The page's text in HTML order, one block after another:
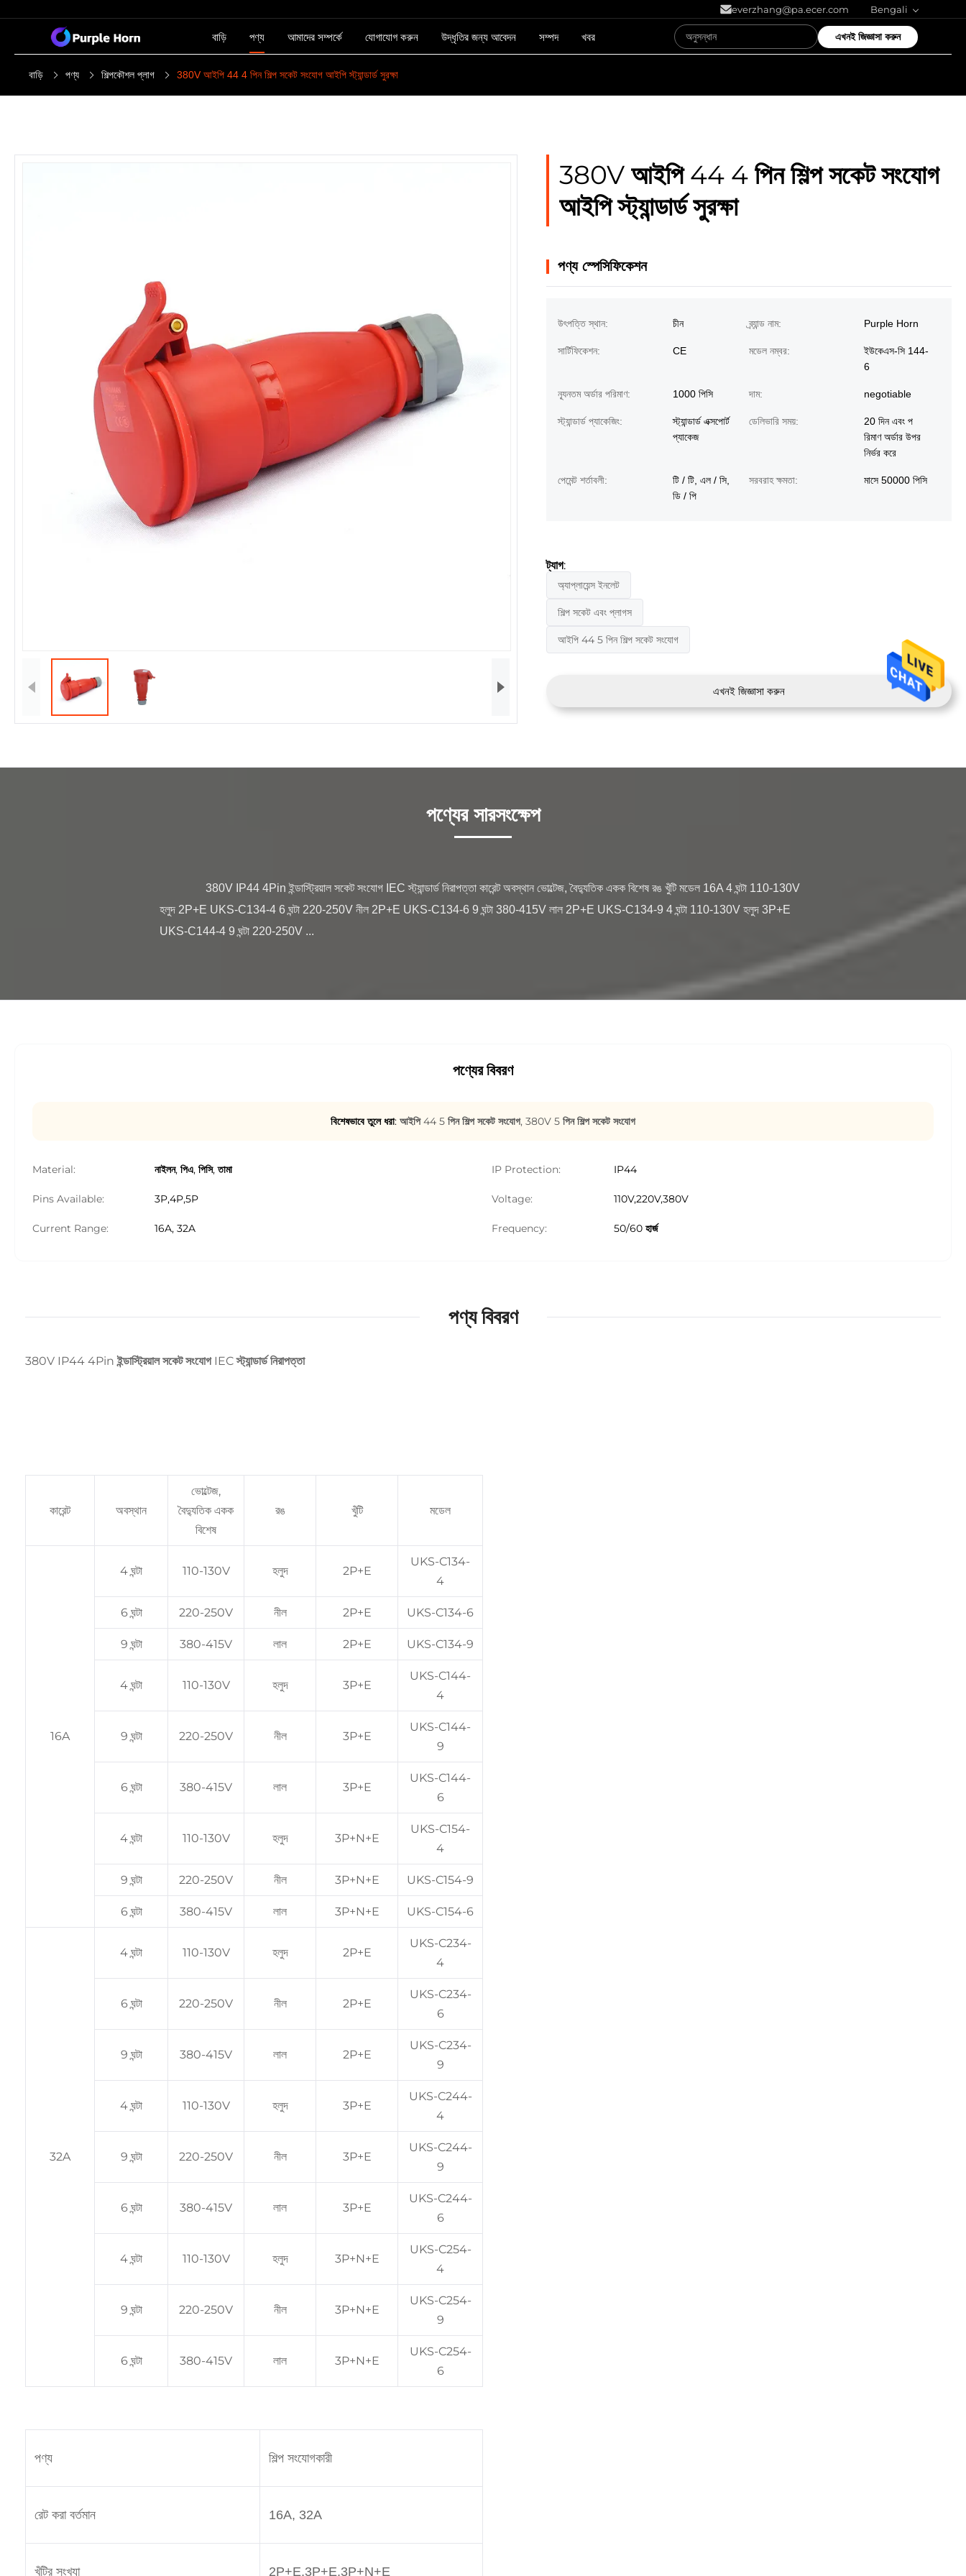
everzhang@pa.ecer.com Bengali
বাড়ি পণ্য আমাদের সম্পর্কে যোগাযোগ করুন উদ্ধৃতির জন্য আবেদন সম্পদ খবর এখনই জিজ্ঞাসা করুন
বাড়ি পণ্য শিল্পকৌশল প্লাগ 380V আইপি 44 4 পিন শিল্প সকেট সংযোগ আইপি স্ট্যান্ডার্ড সুরক্ষা
380V আইপি 44 4 পিন শিল্প সকেট সংযোগ
আইপি স্ট্যান্ডার্ড সুরক্ষা
পণ্য স্পেসিফিকেশন
উৎপত্তি স্থান: চীন ব্র্যান্ড নাম: Purple Horn
সার্টিফিকেশন: CE মডেল নম্বর:
ইউকেএস-সি 144-
6
ন্যূনতম অর্ডার পরিমাণ: 1000 পিসি দাম: negotiable
স্ট্যান্ডার্ড প্যাকেজিং:
স্ট্যান্ডার্ড এক্সপোর্ট
প্যাকেজ
ডেলিভারি সময়:
20 দিন এবং প
রিমাণ অর্ডার উপর
নির্ভর করে
পেমেন্ট শর্তাবলী:
টি / টি, এল / সি,
ডি / পি
সরবরাহ ক্ষমতা: মাসে 50000 পিসি
ট্যাগ:
অ্যাপ্লায়েন্স ইনলেট
শিল্প সকেট এবং প্লাগস
আইপি 44 5 পিন শিল্প সকেট সংযোগ
এখনই জিজ্ঞাসা করুন
পণ্যের সারসংক্ষেপ
হলুদ 2P+E UKS-C134-4 6 ঘন্টা 220-250V নীল 2P+E UKS-C134-6 9 ঘন্টা 380-415V লাল 2P+E UKS-C134-9 4 ঘন্টা 110-130V হলুদ 3P+E
UKS-C144-4 9 ঘন্টা 220-250V ...
পণ্যের বিবরণ
বিশেষভাবে তুলে ধরা: আইপি 44 5 পিন শিল্প সকেট সংযোগ, 380V 5 পিন শিল্প সকেট সংযোগ
Material: নাইলন, পিএ, পিসি, তামা IP Protection: IP44
Pins Available: 3P,4P,5P Voltage: 110V,220V,380V
Current Range: 16A, 32A Frequency: 50/60 হার্জ
পণ্য বিবরণ
380V IP44 4Pin ইন্ডাস্ট্রিয়াল সকেট সংযোগ IEC স্ট্যান্ডার্ড নিরাপত্তা
কারেন্ট অবস্থান
ভোল্টেজ,
বৈদ্যুতিক একক
বিশেষ
রঙ খুঁটি মডেল
16A
4 ঘন্টা 110-130V হলুদ 2P+E
UKS-C134-
4
6 ঘন্টা 220-250V নীল 2P+E UKS-C134-6
9 ঘন্টা 380-415V লাল 2P+E UKS-C134-9
4 ঘন্টা 110-130V হলুদ 3P+E
UKS-C144-
4
9 ঘন্টা 220-250V নীল 3P+E
UKS-C144-
9
6 ঘন্টা 380-415V লাল 3P+E
UKS-C144-
6
4 ঘন্টা 110-130V হলুদ 3P+N+E
UKS-C154-
4
9 ঘন্টা 220-250V নীল 3P+N+E UKS-C154-9
6 ঘন্টা 380-415V লাল 3P+N+E UKS-C154-6
32A
4 ঘন্টা 110-130V হলুদ 2P+E
UKS-C234-
4
6 ঘন্টা 220-250V নীল 2P+E
UKS-C234-
6
9 ঘন্টা 380-415V লাল 2P+E
UKS-C234-
9
4 ঘন্টা 110-130V হলুদ 3P+E
UKS-C244-
4
9 ঘন্টা 220-250V নীল 3P+E
UKS-C244-
9
6 ঘন্টা 380-415V লাল 3P+E
UKS-C244-
6
4 ঘন্টা 110-130V হলুদ 3P+N+E
UKS-C254-
4
9 ঘন্টা 220-250V নীল 3P+N+E
UKS-C254-
9
6 ঘন্টা 380-415V লাল 3P+N+E
UKS-C254-
6
পণ্য শিল্প সংযোগকারী
রেট করা বর্তমান 16A, 32A
খুঁটির সংখ্যা 2P+E,3P+E,3P+N+E